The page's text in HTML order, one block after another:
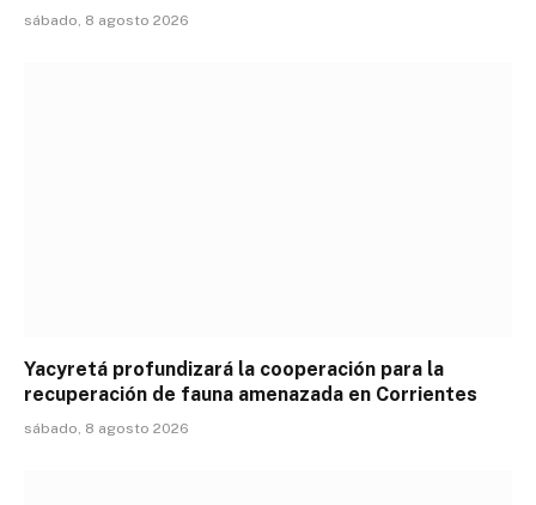
sábado, 8 agosto 2026
Yacyretá profundizará la cooperación para la
recuperación de fauna amenazada en Corrientes
sábado, 8 agosto 2026